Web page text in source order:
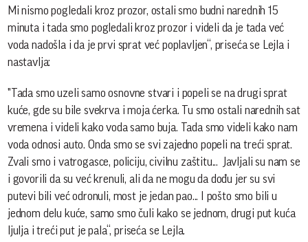
Mi nismo pogledali kroz prozor, ostali smo budni narednih 15
minuta i tada smo pogledali kroz prozor i videli da je tada već
voda nadošla i da je prvi sprat već poplavljen“, priseća se Lejla i
nastavlja:
"Tada smo uzeli samo osnovne stvari i popeli se na drugi sprat
kuće, gde su bile svekrva i moja ćerka. Tu smo ostali narednih sat
vremena i videli kako voda samo buja. Tada smo videli kako nam
voda odnosi auto. Onda smo se svi zajedno popeli na treći sprat.
Zvali smo i vatrogasce, policiju, civilnu zaštitu... Javljali su nam se
i govorili da su već krenuli, ali da ne mogu da dođu jer su svi
putevi bili već odronuli, most je jedan pao... I pošto smo bili u
jednom delu kuće, samo smo čuli kako se jednom, drugi put kuća
ljulja i treći put je pala“, priseća se Lejla.